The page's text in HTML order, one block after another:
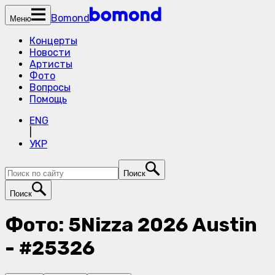
Меню
Bomond
Концерты
Новости
Артисты
Фото
Вопросы
Помощь
ENG
УКР
Поиск
Поиск
Фото: 5Nizza 2026 Austin
- #25326